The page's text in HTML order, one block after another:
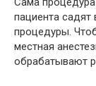
пациента садят
процедуры.
местная
обрабатывают